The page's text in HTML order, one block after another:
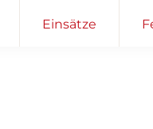
Einsätze